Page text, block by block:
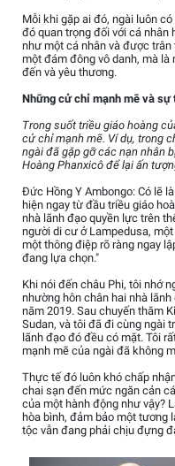
Mỗi khi gặp ai đó, ngài luôn
đó quan trọng đối với cá nhân
như một cá nhân và được
một đám đông vô danh, mà
đến và yêu thương.
Những cử chỉ mạnh mẽ và sự
Trong suốt triều giáo hoàng
cử chỉ mạnh mẽ. Ví dụ, trong
ngài đã gặp gỡ các nạn nhân
Hoàng Phanxicô để lại ấn
Đức Hồng Y Ambongo: Có lẽ
hiện ngay từ đầu triều giáo
nhà lãnh đạo quyền lực trên
người di cư ở Lampedusa,
một thông điệp rõ ràng ngay
đang lựa chọn."
Khi nói đến châu Phi, tôi nhớ
nhường hôn chân hai nhà
năm 2019. Sau chuyến thăm
Sudan, và tôi đã đi cùng ngài
lãnh đạo đó đều có mặt. Tôi
mạnh mẽ của ngài đã không
Thực tế đó luôn khó chấp
chai sạn đến mức ngăn cản
của một hành động như vậy?
hòa bình, đảm bảo một tương
tộc vẫn đang phải chịu đựng